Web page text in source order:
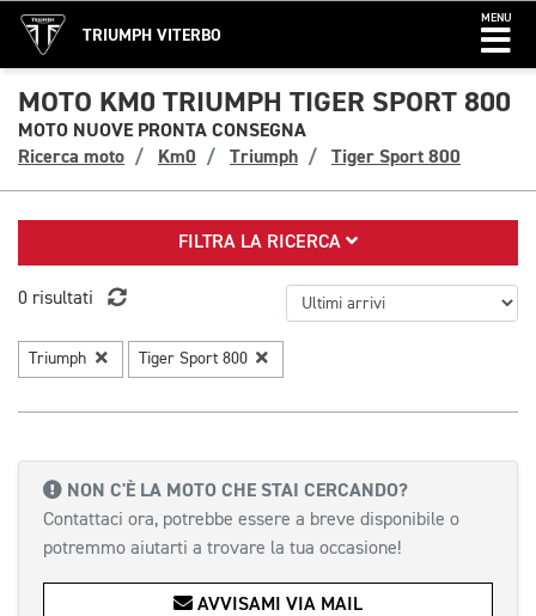
TRIUMPH VITERBO
MENU
MOTO KM0 TRIUMPH TIGER SPORT 800
MOTO NUOVE PRONTA CONSEGNA
Ricerca moto
Km0 Triumph Tiger Sport 800
FILTRA LA RICERCA
0 risultati
Triumph Tiger Sport 800
NON C'È LA MOTO CHE STAI CERCANDO?
Contattaci ora, potrebbe essere a breve disponibile o
potremmo aiutarti a trovare la tua occasione!
AVVISAMI VIA MAIL